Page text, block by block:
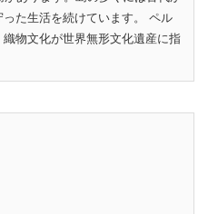
た生活を続けています。 ペル
物文化が世界無形文化遺産に指